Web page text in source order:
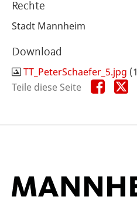
Rechte
Stadt Mannheim
Download
TT_PeterSchaefer_5.jpg
Teile diese Seite
Teile
diese